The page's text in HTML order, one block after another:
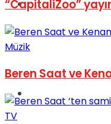
Spor
“CapitaliZoo”
Müzik
Beren Saat ve
TV